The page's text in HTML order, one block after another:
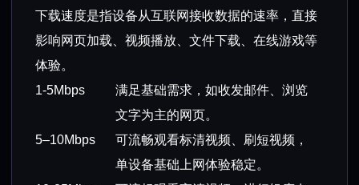
下载速度是指设备从互联网接收数据的速率，直接
影响网页加载、视频播放、文件下载、在线游戏等
体验。
1-5Mbps
满足基础需求，如收发邮件、浏览
文字为主的网页。
5–10Mbps
可流畅观看标清视频、刷短视频，
单设备基础上网体验稳定。